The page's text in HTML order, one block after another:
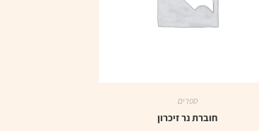
ספרים
חוברת נר זיכרון